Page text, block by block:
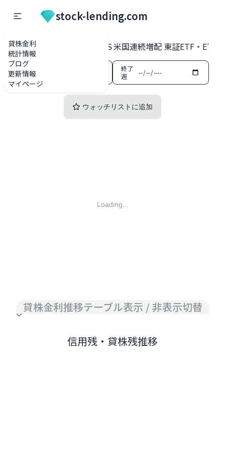
貸株金利
統計情報
ブログ
更新情報
マイページ
stock-lending.com
貸株金利一覧 2014 ＩＳ米国連続増配 東証ETF・ETN
開始
週
終了
週
ウォッチリストに追加
Loading...
貸株金利推移テーブル表示 / 非表示切替
信用残・貸株残推移